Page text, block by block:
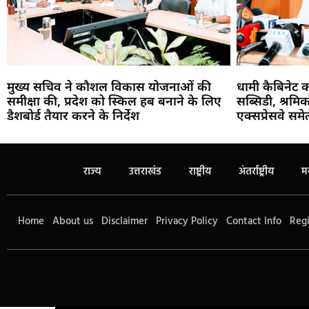
मुख्य सचिव ने कौशल विकास योजनाओं की
समीक्षा की, प्रदेश को स्किल हब बनाने के लिए
डैशबोर्ड तैयार करने के निर्देश
धामी कैबिनेट
सब्सिडी,
एक्सप्रेसवे
राज्य उत्तराखंड राष्ट्रीय अंतर्राष्ट्रीय
Home About us Disclaimer Privacy Policy Contact Info